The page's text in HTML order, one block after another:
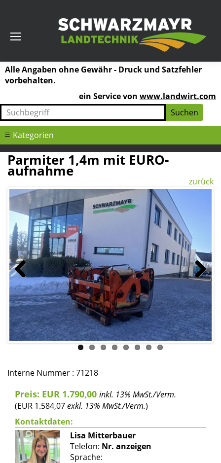
Kategorien
Parmiter 1,4m mit EURO-
aufnahme
zurück
Previous Next
Interne Nummer : 71218
Preis: EUR 1.790,00 inkl. 13% MwSt./Verm.
(EUR 1.584,07exkl. 13% MwSt./Verm.)
Kontaktdaten:
Lisa Mitterbauer
Telefon: Nr. anzeigen
Sprache:
Alle Angaben ohne Gewähr - Druck und Satzfehler
vorbehalten.
ein Service von www.landwirt.com